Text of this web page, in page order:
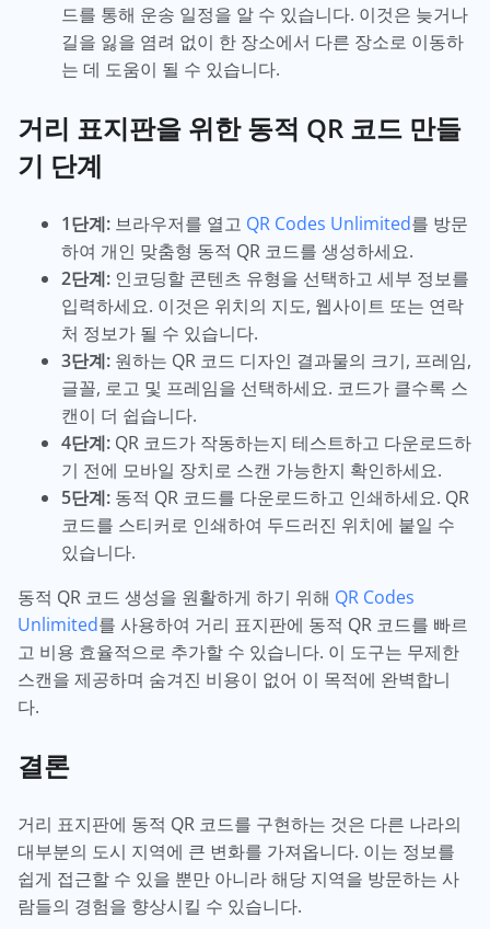
드를 통해 운송 일정을 알 수 있습니다. 이것은 늦거나
길을 잃을 염려 없이 한 장소에서 다른 장소로 이동하
는 데 도움이 될 수 있습니다.
거리 표지판을 위한 동적 QR 코드 만들
기 단계
1단계: 브라우저를 열고 QR Codes Unlimited를 방문
하여 개인 맞춤형 동적 QR 코드를 생성하세요.
2단계: 인코딩할 콘텐츠 유형을 선택하고 세부 정보를
입력하세요. 이것은 위치의 지도, 웹사이트 또는 연락
처 정보가 될 수 있습니다.
3단계: 원하는 QR 코드 디자인 결과물의 크기, 프레임,
글꼴, 로고 및 프레임을 선택하세요. 코드가 클수록 스
캔이 더 쉽습니다.
4단계: QR 코드가 작동하는지 테스트하고 다운로드하
기 전에 모바일 장치로 스캔 가능한지 확인하세요.
5단계: 동적 QR 코드를 다운로드하고 인쇄하세요. QR
코드를 스티커로 인쇄하여 두드러진 위치에 붙일 수
있습니다.
동적 QR 코드 생성을 원활하게 하기 위해 QR Codes
Unlimited를 사용하여 거리 표지판에 동적 QR 코드를 빠르
고 비용 효율적으로 추가할 수 있습니다. 이 도구는 무제한
스캔을 제공하며 숨겨진 비용이 없어 이 목적에 완벽합니
다.
결론
거리 표지판에 동적 QR 코드를 구현하는 것은 다른 나라의
대부분의 도시 지역에 큰 변화를 가져옵니다. 이는 정보를
쉽게 접근할 수 있을 뿐만 아니라 해당 지역을 방문하는 사
람들의 경험을 향상시킬 수 있습니다.